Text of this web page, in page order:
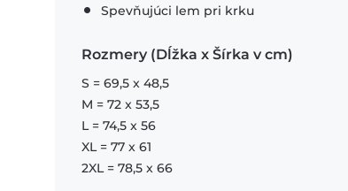
Spevňujúci lem pri krku
Rozmery (Dĺžka x Šírka v cm)
S = 69,5 x 48,5
M = 72 x 53,5
L = 74,5 x 56
XL = 77 x 61
2XL = 78,5 x 66